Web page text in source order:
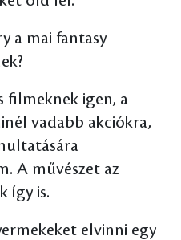
a mai fantasy
filmeknek igen, a
vadabb akciókra,
A művészet az
így is.
elvinni egy